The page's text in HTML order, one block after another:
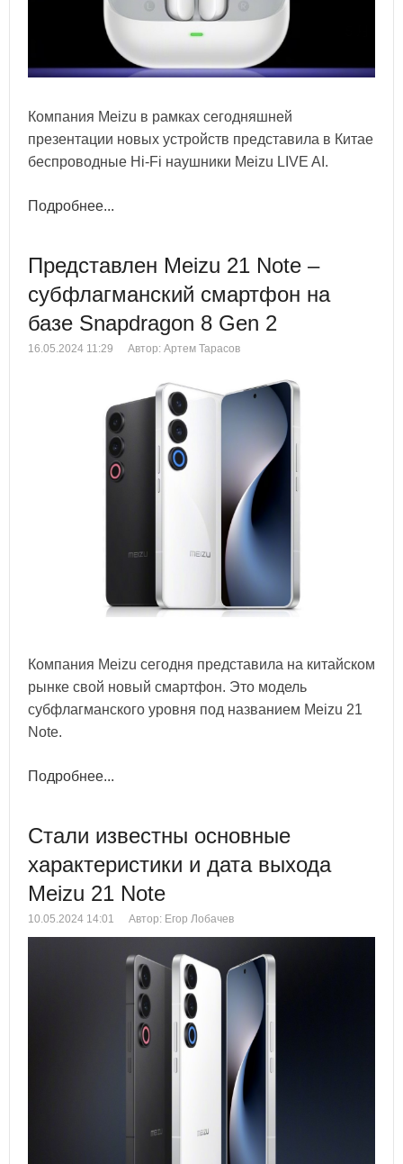
Компания Meizu в рамках сегодняшней
презентации новых устройств представила в Китае
беспроводные Hi-Fi наушники Meizu LIVE AI.
Подробнее...
Представлен Meizu 21 Note –
субфлагманский смартфон на
базе Snapdragon 8 Gen 2
16.05.2024 11:29 Автор: Артем Тарасов
Компания Meizu сегодня представила на китайском
рынке свой новый смартфон. Это модель
субфлагманского уровня под названием Meizu 21
Note.
Подробнее...
Стали известны основные
характеристики и дата выхода
Meizu 21 Note
10.05.2024 14:01 Автор: Егор Лобачев